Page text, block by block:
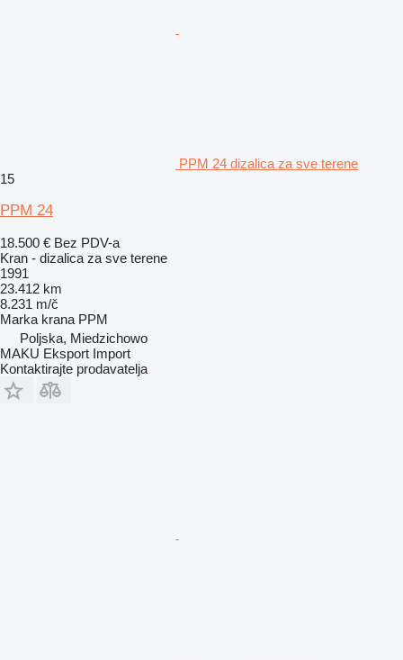
PPM 24 dizalica za sve terene
15
PPM 24
18.500 € Bez PDV-a
Kran - dizalica za sve terene
1991
23.412 km
8.231 m/č
Marka krana PPM
Poljska, Miedzichowo
MAKU Eksport Import
Kontaktirajte prodavatelja